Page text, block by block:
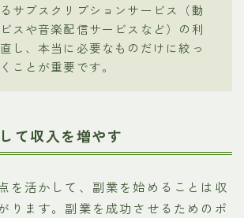
サブスクリプションサービス（動
スや音楽配信サービスなど）の利
し、本当に必要なものだけに絞っ
ことが重要です。
て収入を増やす
を活かして、副業を始めることは収
ります。副業を成功させるためのポ